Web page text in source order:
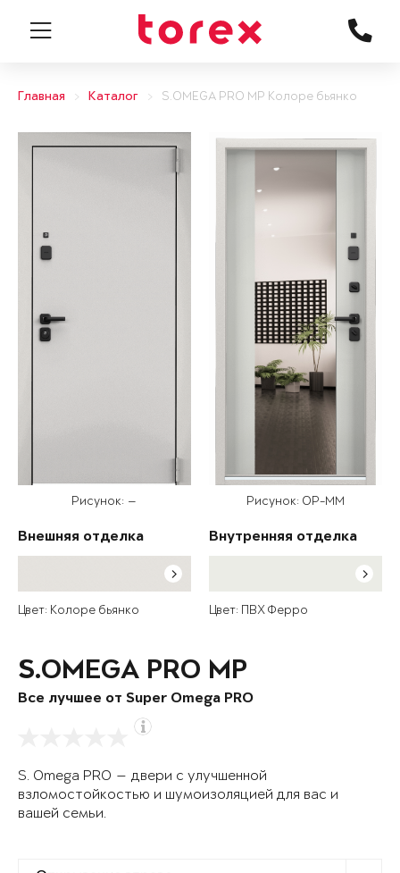
Главная Каталог S.OMEGA PRO MP Колоре бьянко
Рисунок: —
Внешняя отделка
Цвет: Колоре бьянко
Рисунок: OP-MM
Внутренняя отделка
Цвет: ПВХ Ферро
S.OMEGA PRO MP
Все лучшее от Super Omega PRO
S. Omega PRO — двери с улучшенной
взломостойкостью и шумоизоляцией для вас и
вашей семьи.